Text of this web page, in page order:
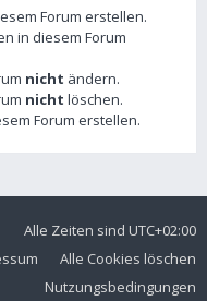
Forum erstellen.
in diesem Forum
nicht ändern.
nicht löschen.
Forum erstellen.
Alle Zeiten sind UTC+02:00
Alle Cookies löschen
Nutzungsbedingungen